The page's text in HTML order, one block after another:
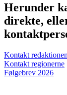
Herunder
direkte,
Kontakt redaktionen
Kontakt regionerne
Følgebrev 2026